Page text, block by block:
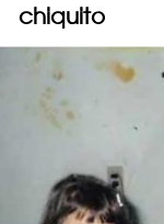
chiquito